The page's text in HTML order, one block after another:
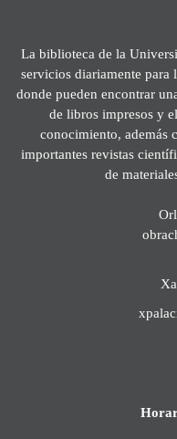
La biblioteca de la
servicios diariamente para
donde pueden encontrar
de libros impresos y
conocimiento, además
importantes revistas
de